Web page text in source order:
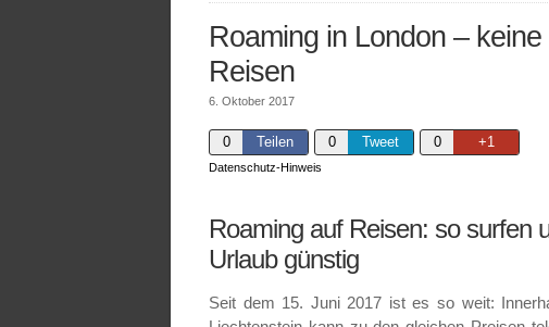
Roaming in London –
Reisen
6. Oktober 2017
0 Teilen 0 Tweet 0 +1
Datenschutz-Hinweis
Roaming auf Reisen: so surfen
Urlaub günstig
Seit dem 15. Juni 2017 ist es so weit: